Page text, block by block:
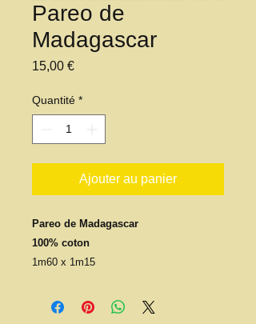
Pareo de
Madagascar
15,00 €Prix
Quantité *
Ajouter au panier
Pareo de Madagascar
100% coton
1m60 x 1m15